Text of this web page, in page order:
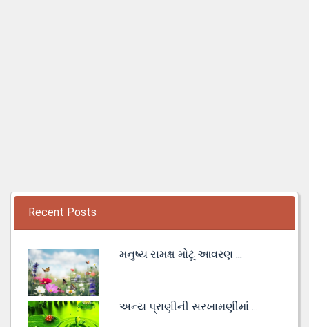
Recent Posts
મનુષ્ય સમક્ષ મોટૂં આવરણ ...
અન્ય પ્રાણીની સરખામણીમાં ...